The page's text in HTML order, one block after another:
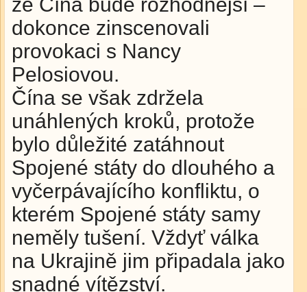
dokonce zinscenovali
provokaci s Nancy
Pelosiovou.
Čína se však zdržela
unáhlených kroků, protože
bylo důležité zatáhnout
Spojené státy do dlouhého a
vyčerpávajícího konfliktu, o
kterém Spojené státy samy
neměly tušení. Vždyť válka
na Ukrajině jim připadala jako
snadné vítězství.